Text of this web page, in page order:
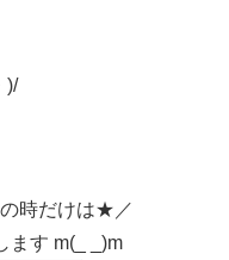
)/
時だけは★／
ます m(_ _)m